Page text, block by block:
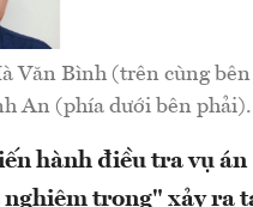
Văn Bình (trên cùng bên
An (phía dưới bên phải).
hành điều tra vụ án
nghiêm trọng" xảy ra